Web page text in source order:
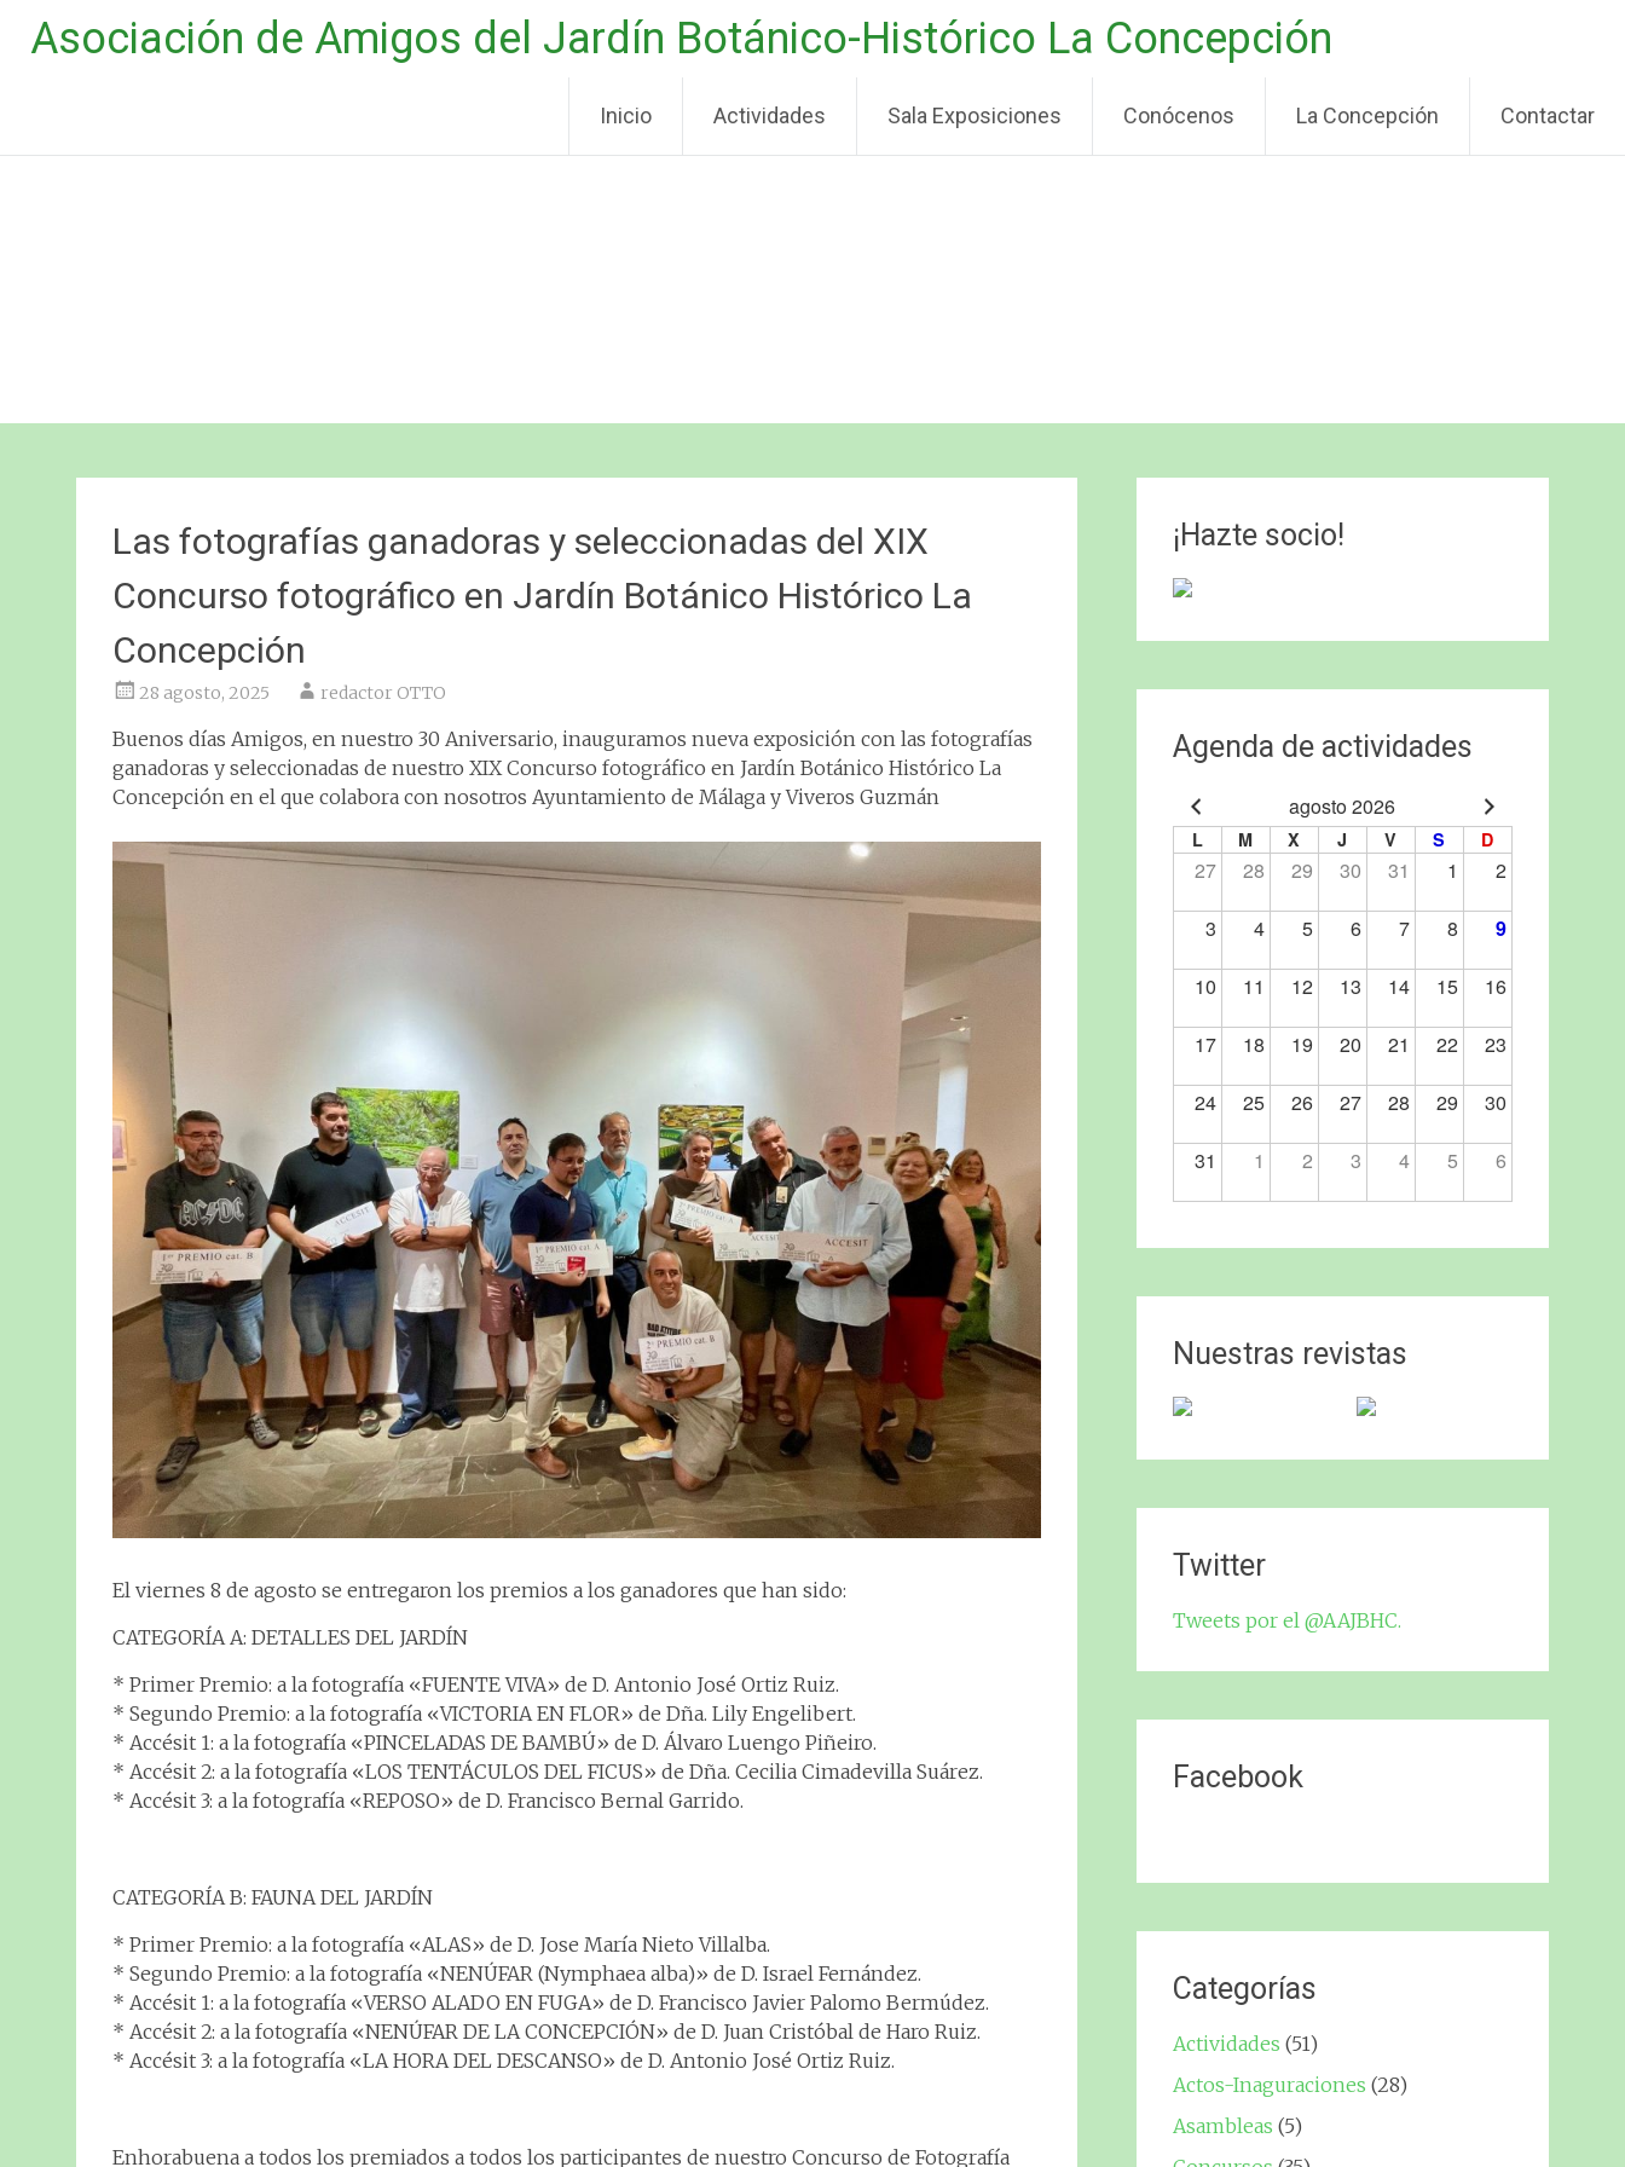
Asociación de Amigos del Jardín Botánico-Histórico La Concepción
Inicio Actividades Sala Exposiciones Conócenos La Concepción Contactar
Las fotografías ganadoras y seleccionadas del XIX
Concurso fotográfico en Jardín Botánico Histórico La
Concepción
28 agosto, 2025 redactor OTTO
Buenos días Amigos, en nuestro 30 Aniversario, inauguramos nueva exposición con las fotografías
ganadoras y seleccionadas de nuestro XIX Concurso fotográfico en Jardín Botánico Histórico La
Concepción en el que colabora con nosotros Ayuntamiento de Málaga y Viveros Guzmán
El viernes 8 de agosto se entregaron los premios a los ganadores que han sido:
CATEGORÍA A: DETALLES DEL JARDÍN
* Primer Premio: a la fotografía «FUENTE VIVA» de D. Antonio José Ortiz Ruiz.
* Segundo Premio: a la fotografía «VICTORIA EN FLOR» de Dña. Lily Engelibert.
* Accésit 1: a la fotografía «PINCELADAS DE BAMBÚ» de D. Álvaro Luengo Piñeiro.
* Accésit 2: a la fotografía «LOS TENTÁCULOS DEL FICUS» de Dña. Cecilia Cimadevilla Suárez.
* Accésit 3: a la fotografía «REPOSO» de D. Francisco Bernal Garrido.
CATEGORÍA B: FAUNA DEL JARDÍN
* Primer Premio: a la fotografía «ALAS» de D. Jose María Nieto Villalba.
* Segundo Premio: a la fotografía «NENÚFAR (Nymphaea alba)» de D. Israel Fernández.
* Accésit 1: a la fotografía «VERSO ALADO EN FUGA» de D. Francisco Javier Palomo Bermúdez.
* Accésit 2: a la fotografía «NENÚFAR DE LA CONCEPCIÓN» de D. Juan Cristóbal de Haro Ruiz.
* Accésit 3: a la fotografía «LA HORA DEL DESCANSO» de D. Antonio José Ortiz Ruiz.
Enhorabuena a todos los premiados a todos los participantes de nuestro Concurso de Fotografía
¡Hazte socio!
Agenda de actividades
agosto 2026
L M X J V S D
27 28 29 30 31 1 2
3 4 5 6 7 8 9
10 11 12 13 14 15 16
17 18 19 20 21 22 23
24 25 26 27 28 29 30
31 1 2 3 4 5 6
Nuestras revistas
Twitter
Tweets por el @AAJBHC.
Facebook
Categorías
Actividades (51)
Actos-Inaguraciones (28)
Asambleas (5)